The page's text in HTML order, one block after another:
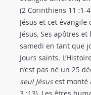
(2 Corinthiens 11 :1-4
Jésus et cet
Jésus, Ses apôtres
samedi en tant que
Jours saints.
n’est pas né un 25
seul Jésusest monté